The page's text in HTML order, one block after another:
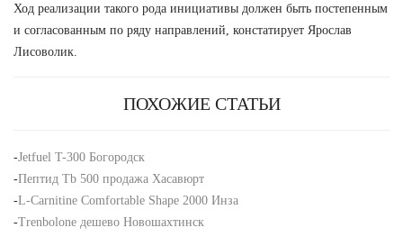
Ход реализации такого рода инициативы должен быть постепенным
и согласованным по ряду направлений, констатирует Ярослав
Лисоволик.
ПОХОЖИЕ СТАТЬИ
-Jetfuel T-300 Богородск
-Пептид Tb 500 продажа Хасавюрт
-L-Carnitine Comfortable Shape 2000 Инза
-Trenbolone дешево Новошахтинск